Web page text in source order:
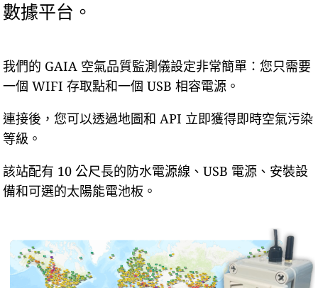
數據平台。
我們的 GAIA 空氣品質監測儀設定非常簡單：您只需要
一個 WIFI 存取點和一個 USB 相容電源。
連接後，您可以透過地圖和 API 立即獲得即時空氣污染
等級。
該站配有 10 公尺長的防水電源線、USB 電源、安裝設
備和可選的太陽能電池板。